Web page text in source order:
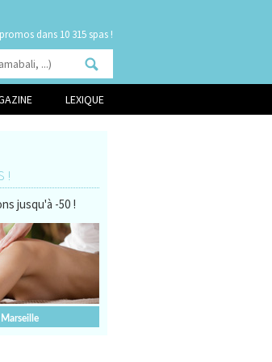
dans 10 315 spas !
LEXIQUE
!
jusqu'à -50 !